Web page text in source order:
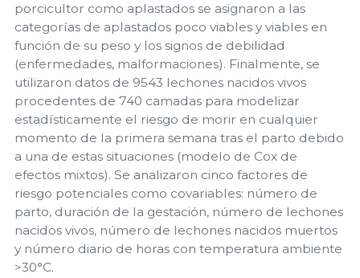
porcicultor como aplastados se asignaron a las
categorías de aplastados poco viables y viables en
función de su peso y los signos de debilidad
(enfermedades, malformaciones). Finalmente, se
utilizaron datos de 9543 lechones nacidos vivos
procedentes de 740 camadas para modelizar
estadísticamente el riesgo de morir en cualquier
momento de la primera semana tras el parto debido
a una de estas situaciones (modelo de Cox de
efectos mixtos). Se analizaron cinco factores de
riesgo potenciales como covariables: número de
parto, duración de la gestación, número de lechones
nacidos vivos, número de lechones nacidos muertos
y número diario de horas con temperatura ambiente
>30°C.